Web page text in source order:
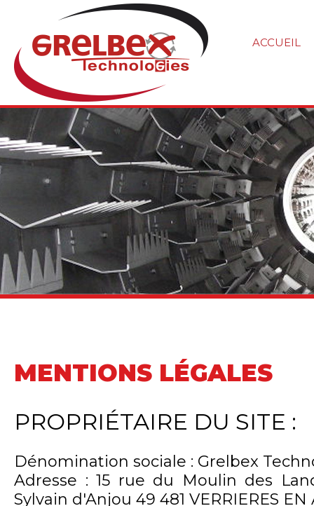
ACCUEIL
MENTIONS LÉGALES
PROPRIÉTAIRE DU SITE :
Dénomination sociale : Grelbex
Adresse : 15 rue du Moulin des
Sylvain d'Anjou 49 481 VERRIERES EN